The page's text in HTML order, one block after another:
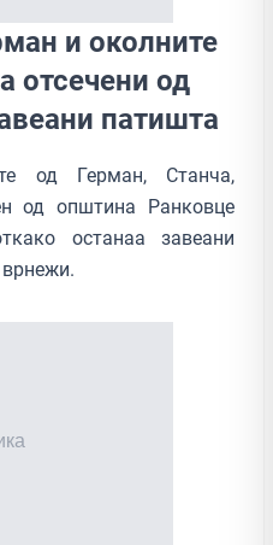
и околните
отсечени од
патишта
од Герман, Станча,
од општина Ранковце
останаа завеани